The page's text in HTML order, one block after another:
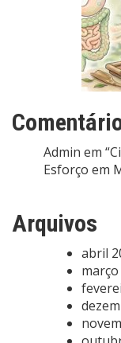
Admin em
Esforço em
Arquivos
abril